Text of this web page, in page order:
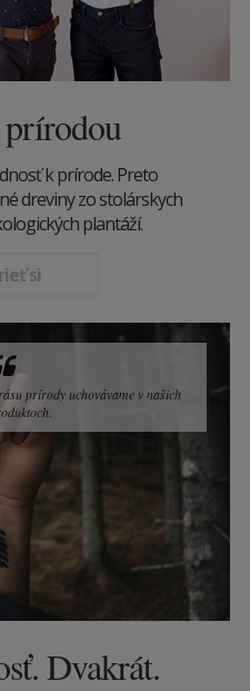
k prírode. Preto
dreviny zo stolárskych
plantáží.
si
prírody uchovávame v našich
Dvakrát.